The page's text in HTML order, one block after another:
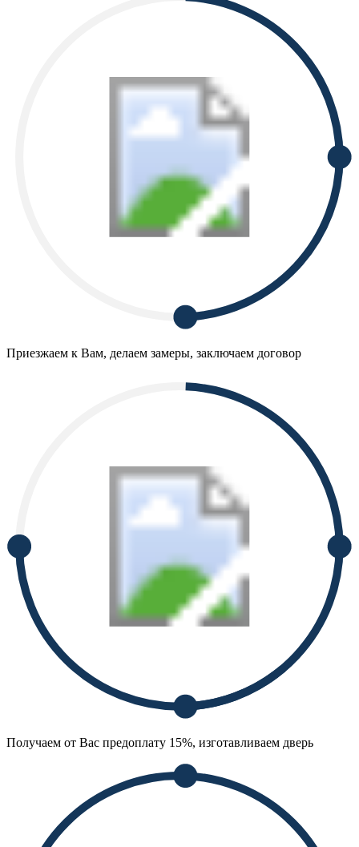
Приезжаем к Вам, делаем замеры, заключаем договор
Получаем от Вас предоплату 15%, изготавливаем дверь